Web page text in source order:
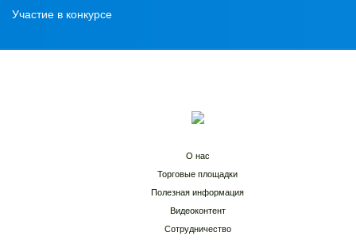
Участие в конкурсе
О нас
Торговые площадки
Полезная информация
Видеоконтент
Сотрудничество